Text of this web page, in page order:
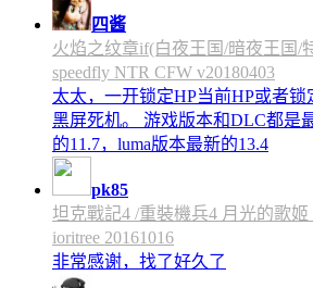
四酱
火焰之纹章if(白夜王国/暗夜王国/
speedfly NTR CFW v20180403
太太，一开锁定HP当前HP或者锁
黑屏死机。 游戏版本和DLC都是
的11.7，luma版本最新的13.4
pk85
坦克戰記4 /重裝機兵4 月光的歌
ioritree 20161016
非常感谢，找了好久了